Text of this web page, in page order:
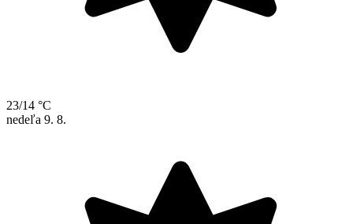
23/14 °C
nedeľa 9. 8.